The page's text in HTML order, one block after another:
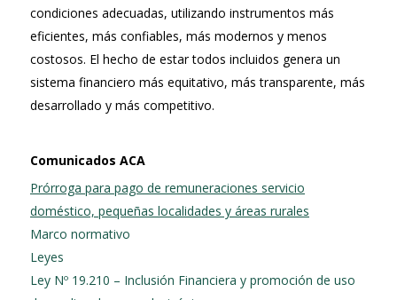
condiciones adecuadas, utilizando instrumentos más
eficientes, más confiables, más modernos y menos
costosos. El hecho de estar todos incluidos genera un
sistema financiero más equitativo, más transparente, más
desarrollado y más competitivo.
Comunicados ACA
Prórroga para pago de remuneraciones servicio
doméstico, pequeñas localidades y áreas rurales
Marco normativo
Leyes
Ley Nº 19.210 – Inclusión Financiera y promoción de uso